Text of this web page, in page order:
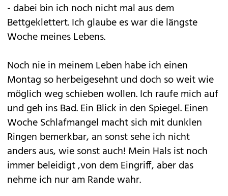
- dabei bin ich noch nicht mal aus dem
Bettgeklettert. Ich glaube es war die längste
Woche meines Lebens.
Noch nie in meinem Leben habe ich einen
Montag so herbeigesehnt und doch so weit wie
möglich weg schieben wollen. Ich raufe mich auf
und geh ins Bad. Ein Blick in den Spiegel. Einen
Woche Schlafmangel macht sich mit dunklen
Ringen bemerkbar, an sonst sehe ich nicht
anders aus, wie sonst auch! Mein Hals ist noch
immer beleidigt ,von dem Eingriff, aber das
nehme ich nur am Rande wahr.